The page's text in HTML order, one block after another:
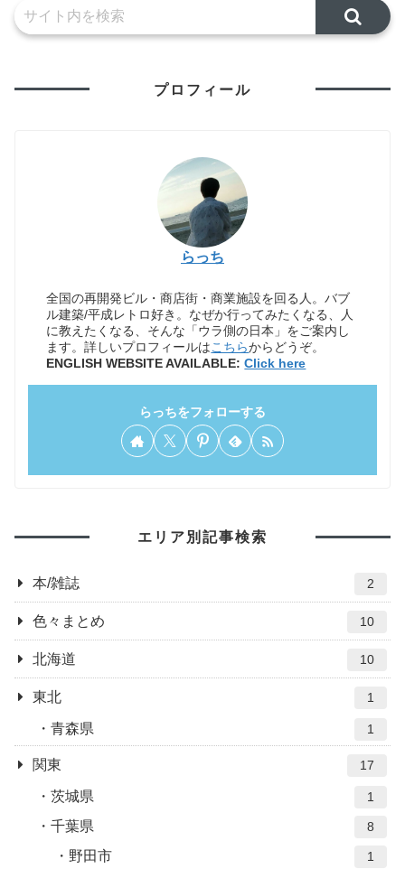
プロフィール
らっち
全国の再開発ビル・商店街・商業施設を回る人。バブ
ル建築/平成レトロ好き。なぜか行ってみたくなる、人
に教えたくなる、そんな「ウラ側の日本」をご案内し
ます。詳しいプロフィールはこちらからどうぞ。
ENGLISH WEBSITE AVAILABLE:Click here
らっちをフォローする
エリア別記事検索
本/雑誌 2
色々まとめ 10
北海道 10
東北 1
青森県 1
関東 17
茨城県 1
千葉県 8
野田市 1